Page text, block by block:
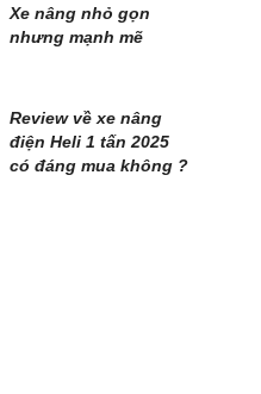
Xe nâng nhỏ gọn
nhưng mạnh mẽ
Review về xe nâng
điện Heli 1 tấn 2025
có đáng mua không ?